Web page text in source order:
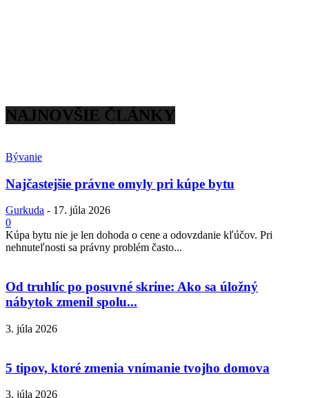
NAJNOVŠIE ČLÁNKY
Bývanie
Najčastejšie právne omyly pri kúpe bytu
Gurkuda - 17. júla 2026
0
Kúpa bytu nie je len dohoda o cene a odovzdanie kľúčov. Pri
nehnuteľnosti sa právny problém často...
Od truhlíc po posuvné skrine: Ako sa úložný
nábytok zmenil spolu...
3. júla 2026
5 tipov, ktoré zmenia vnímanie tvojho domova
3. júla 2026